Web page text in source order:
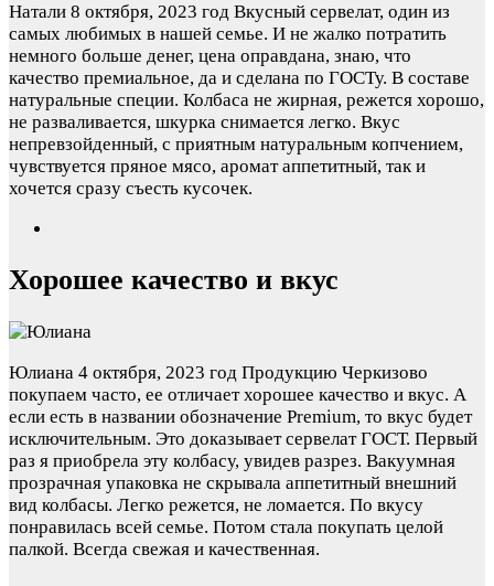
Натали 8 октября, 2023 год Вкусный сервелат, один из
самых любимых в нашей семье. И не жалко потратить
немного больше денег, цена оправдана, знаю, что
качество премиальное, да и сделана по ГОСТу. В составе
натуральные специи. Колбаса не жирная, режется хорошо,
не разваливается, шкурка снимается легко. Вкус
непревзойденный, с приятным натуральным копчением,
чувствуется пряное мясо, аромат аппетитный, так и
хочется сразу съесть кусочек.
Хорошее качество и вкус
Юлиана 4 октября, 2023 год Продукцию Черкизово
покупаем часто, ее отличает хорошее качество и вкус. А
если есть в названии обозначение Premium, то вкус будет
исключительным. Это доказывает сервелат ГОСТ. Первый
раз я приобрела эту колбасу, увидев разрез. Вакуумная
прозрачная упаковка не скрывала аппетитный внешний
вид колбасы. Легко режется, не ломается. По вкусу
понравилась всей семье. Потом стала покупать целой
палкой. Всегда свежая и качественная.